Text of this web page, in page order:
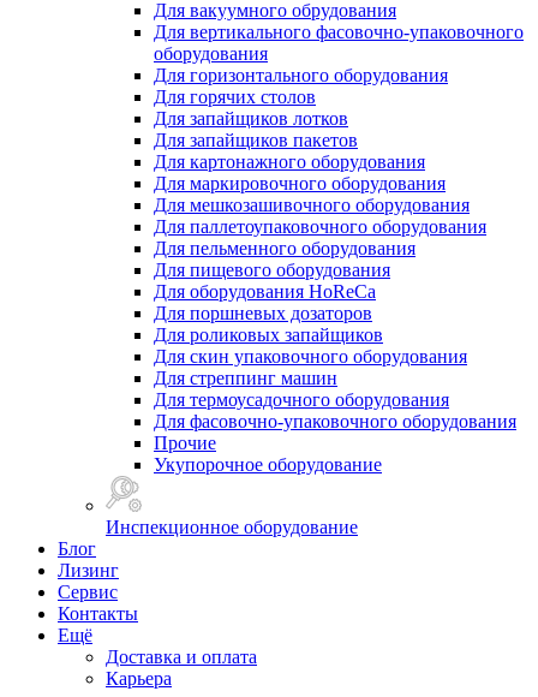
Для вакуумного обрудования
Для вертикального фасовочно-упаковочного
оборудования
Для горизонтального оборудования
Для горячих столов
Для запайщиков лотков
Для запайщиков пакетов
Для картонажного оборудования
Для маркировочного оборудования
Для мешкозашивочного оборудования
Для паллетоупаковочного оборудования
Для пельменного оборудования
Для пищевого оборудования
Для оборудования HoReCa
Для поршневых дозаторов
Для роликовых запайщиков
Для скин упаковочного оборудования
Для стреппинг машин
Для термоусадочного оборудования
Для фасовочно-упаковочного оборудования
Прочие
Укупорочное оборудование
Инспекционное оборудование
Блог
Лизинг
Сервис
Контакты
Ещё
Доставка и оплата
Карьера